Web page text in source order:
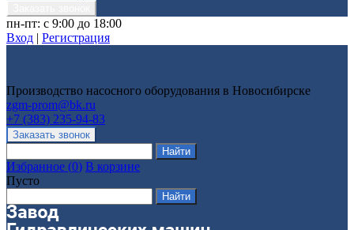
пн-пт: с 9:00 до 18:00
Вход | Регистрация
Производство насосного оборудования в Новосибирске
zgm-prom@bk.ru
+7 (383) 235-94-83
Избранное (0) В корзине
Пусто